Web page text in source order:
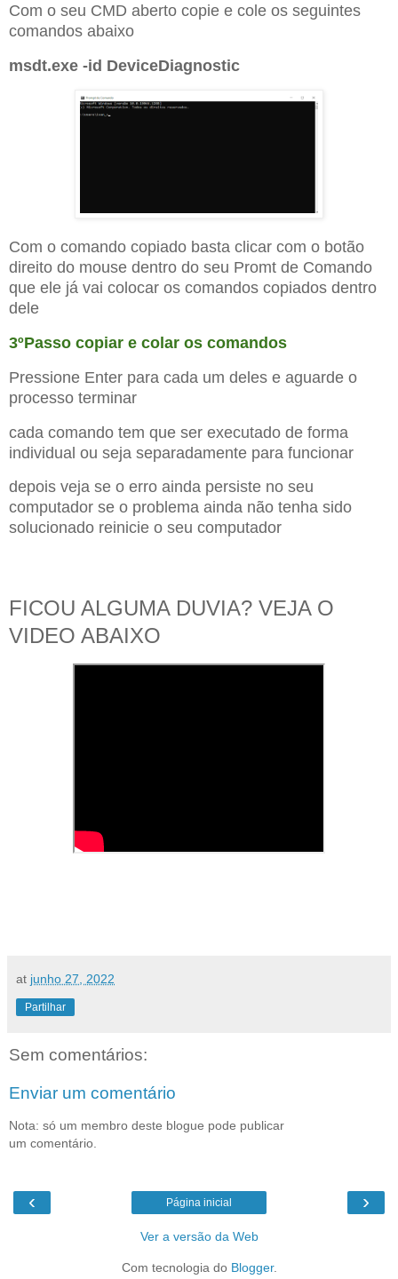
Com o seu CMD aberto copie e cole os seguintes
comandos abaixo
msdt.exe -id DeviceDiagnostic
Com o comando copiado basta clicar com o botão
direito do mouse dentro do seu Promt de Comando
que ele já vai colocar os comandos copiados dentro
dele
3ºPasso copiar e colar os comandos
Pressione Enter para cada um deles e aguarde o
processo terminar
cada comando tem que ser executado de forma
individual ou seja separadamente para funcionar
depois veja se o erro ainda persiste no seu
computador se o problema ainda não tenha sido
solucionado reinicie o seu computador
FICOU ALGUMA DUVIA? VEJA O
VIDEO ABAIXO
at junho 27, 2022
Partilhar
Sem comentários:
Enviar um comentário
Nota: só um membro deste blogue pode publicar
um comentário.
‹ ›
Página inicial
Ver a versão da Web
Com tecnologia do Blogger.